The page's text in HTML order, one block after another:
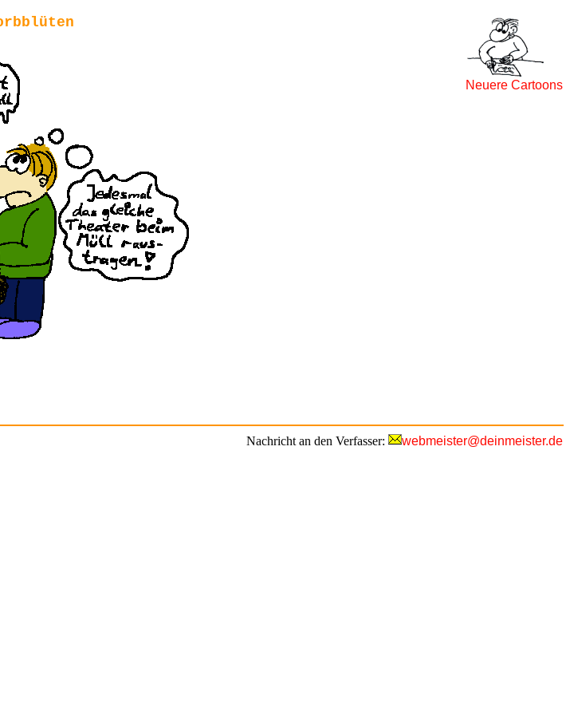
Neuere Cartoons
Nachricht an den Verfasser: webmeister@deinmeister.de